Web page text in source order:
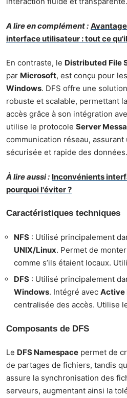
A lire en complément :
interface utilisateur : tout ce
En contraste, le Distributed File
par Microsoft, est conçu pour
Windows. DFS offre une
robuste et scalable, permettant
accès grâce à son intégration
utilise le protocole Server
communication réseau,
sécurisée et rapide des données.
À lire aussi : Inconvénients
pourquoi l'éviter ?
Caractéristiques techniques
NFS : Utilisé principalement
UNIX/Linux. Permet de
comme s’ils étaient locaux.
DFS : Utilisé principalement
Windows. Intégré avec Active
centralisée des accès. Utilise
Composants de DFS
Le DFS Namespace permet de
de partages de fichiers, tandis
assure la synchronisation des
serveurs, augmentant ainsi la